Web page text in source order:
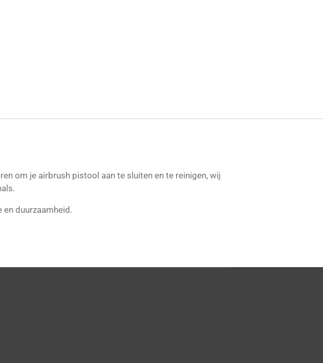
om je airbrush pistool aan te sluiten en te reinigen, wij
duurzaamheid.